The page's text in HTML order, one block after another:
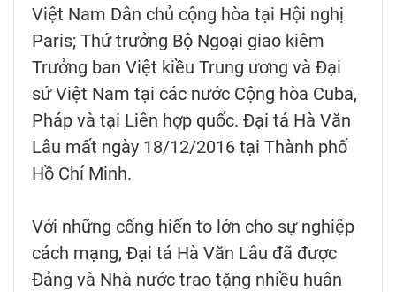
Việt Nam Dân chủ cộng hòa tại Hội nghị
Paris; Thứ trưởng Bộ Ngoại giao kiêm
Trưởng ban Việt kiều Trung ương và Đại
sứ Việt Nam tại các nước Cộng hòa Cuba,
Pháp và tại Liên hợp quốc. Đại tá Hà Văn
Lâu mất ngày 18/12/2016 tại Thành phố
Hồ Chí Minh.
Với những cống hiến to lớn cho sự nghiệp
cách mạng, Đại tá Hà Văn Lâu đã được
Đảng và Nhà nước trao tặng nhiều huân